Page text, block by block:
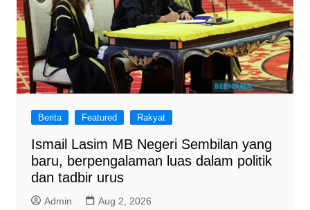
Berita Featured Rakyat
Ismail Lasim MB Negeri Sembilan yang
baru, berpengalaman luas dalam politik
dan tadbir urus
Admin Aug 2, 2026